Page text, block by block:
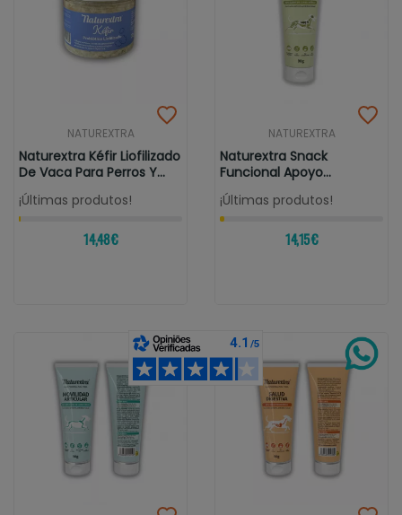
NATUREXTRA
Naturextra Kéfir Liofilizado
De Vaca Para Perros Y...
¡Últimas produtos!
14,48 €
NATUREXTRA
Naturextra Snack
Funcional Apoyo
Nutricional Para...
¡Últimas produtos!
14,15 €